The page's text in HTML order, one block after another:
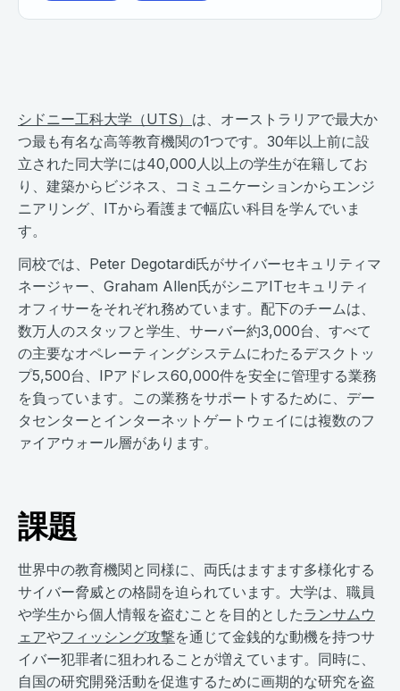
シドニー工科大学（UTS） は、オーストラリアで最大か
つ最も有名な高等教育機関の1つです。30年以上前に設
立された同大学には40,000人以上の学生が在籍してお
り、建築からビジネス、コミュニケーションからエンジ
ニアリング、ITから看護まで幅広い科目を学んでいま
す。
同校では、Peter Degotardi氏がサイバーセキュリティマ
ネージャー、Graham Allen氏がシニアITセキュリティ
オフィサーをそれぞれ務めています。配下のチームは、
数万人のスタッフと学生、サーバー約3,000台、すべて
の主要なオペレーティングシステムにわたるデスクトッ
プ5,500台、IPアドレス60,000件を安全に管理する業務
を負っています。この業務をサポートするために、デー
タセンターとインターネットゲートウェイには複数のフ
ァイアウォール層があります。
課題
世界中の教育機関と同様に、両氏はますます多様化する
サイバー脅威との格闘を迫られています。大学は、職員
や学生から個人情報を盗むことを目的としたランサムウ
ェアやフィッシング攻撃を通じて金銭的な動機を持つサ
イバー犯罪者に狙われることが増えています。同時に、
自国の研究開発活動を促進するために画期的な研究を盗